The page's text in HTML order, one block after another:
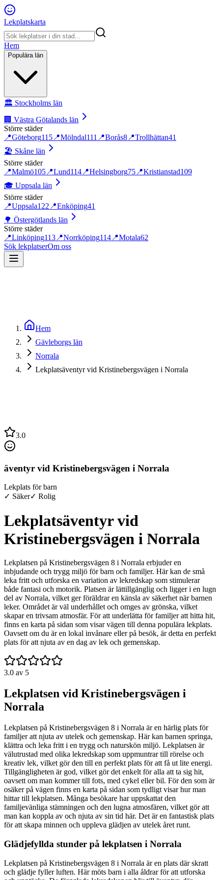
Lekplatskarta
Hem
Populära län
🏛️ Stockholms län
🏢 Västra Götalands län
Större städer
📍Göteborg115 📍Mölndal111 📍Borås8 📍Trollhättan41
🏖️ Skåne län
Större städer
📍Malmö105 📍Lund114 📍Helsingborg75 📍Kristianstad109
🎓 Uppsala län
Större städer
📍Uppsala122 📍Enköping41
🌳 Östergötlands län
Större städer
📍Linköping113 📍Norrköping114 📍Motala62
Sök lekplatserOm oss
Hem
Gävleborgs län
Norrala
Lekplatsäventyr vid Kristinebergsvägen i Norrala
3.0
äventyr vid Kristinebergsvägen i Norrala
Lekplats för barn
✓ Säker✓ Rolig
Lekplatsäventyr vid
Kristinebergsvägen i Norrala
Lekplatsen på Kristinebergsvägen 8 i Norrala erbjuder en
inbjudande och trygg miljö för barn och familjer. Här kan de små
leka fritt och utforska en variation av lekredskap som stimulerar
både fantasi och motorik. Platsen är lättillgänglig och ligger i en lugn
del av Norrala, vilket ger föräldrar en känsla av säkerhet när barnen
leker. Området är väl underhållet och omges av grönska, vilket
skapar en trivsam atmosfär. För att underlätta för familjer att hitta hit,
finns en karta på sidan som visar vägen till denna populära lekplats.
Oavsett om du är en lokal invånare eller på besök, är detta en perfekt
plats för att njuta av en dag av lek och gemenskap.
3.0 av 5
Lekplatsen vid Kristinebergsvägen i
Norrala
Lekplatsen på Kristinebergsvägen 8 i Norrala är en härlig plats för
familjer att njuta av utelek och gemenskap. Här kan barnen springa,
klättra och leka fritt i en trygg och naturskön miljö. Lekplatsen är
välutrustad med olika lekredskap som uppmuntrar till rörelse och
kreativ lek, vilket gör den till en perfekt plats för att få ut lite energi.
Tillgängligheten är god, vilket gör det enkelt för alla att ta sig hit,
oavsett om man kommer till fots, med cykel eller bil. För den som är
osäker på vägen finns en karta på sidan som tydligt visar hur man
hittar till lekplatsen. Många besökare har uppskattat den
familjevänliga stämningen och den lugna atmosfären, vilket gör att
man kan koppla av och njuta av sin tid här. Det är en fantastisk plats
för att skapa minnen och uppleva glädjen av utelek året runt.
Glädjefyllda stunder på lekplatsen i Norrala
Lekplatsen på Kristinebergsvägen 8 i Norrala är en plats där skratt
och glädje fyller luften. Här möts barn i alla åldrar för att utforska